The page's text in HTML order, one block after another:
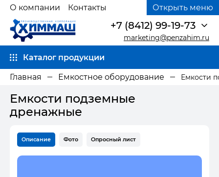
О компании Контакты Открыть меню
Каталог продукции
marketing@penzahim.ru
+7 (8412) 99-19-73
Главная Емкостное оборудование Емкости
Емкости подземные
дренажные
Описание Фото Опросный лист